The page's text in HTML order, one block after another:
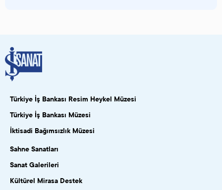
Türkiye İş Bankası Resim Heykel Müzesi
Türkiye İş Bankası Müzesi
İktisadi Bağımsızlık Müzesi
Sahne Sanatları
Sanat Galerileri
Kültürel Mirasa Destek